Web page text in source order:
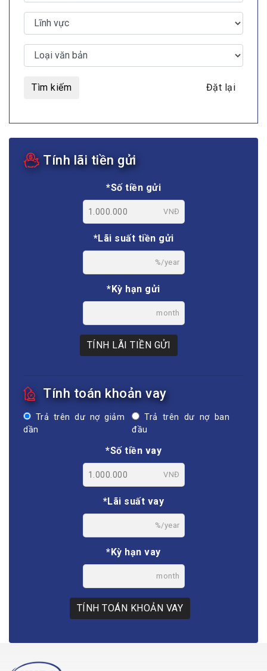
Tìm kiếm Đặt lại
Tính lãi tiền gửi
*Số tiền gửi
VNĐ
*Lãi suất tiền gửi
%/year
*Kỳ hạn gửi
month
TÍNH LÃI TIỀN GỬI
Tính toán khoản vay
Trả trên dư nợ giảm
dần
Trả trên dư nợ ban
đầu
*Số tiền vay
VNĐ
*Lãi suất vay
%/year
*Kỳ hạn vay
month
TÍNH TOÁN KHOẢN VAY